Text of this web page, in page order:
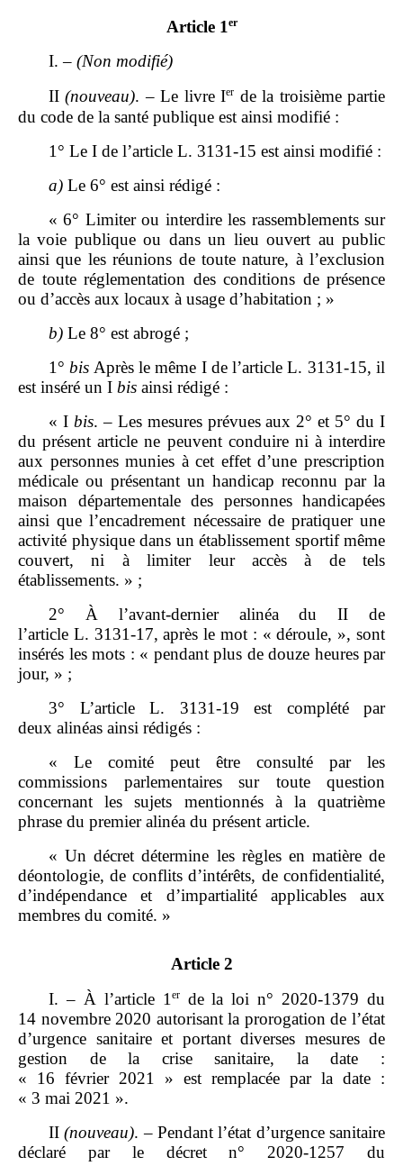
Article 1er
I. – (Non modifié)
II(nouveau). – Le livre Ier de la troisième partie
du code de la santé publique est ainsi modifié :
1° Le I de l’article L. 3131‑15 est ainsi modifié :
a) Le 6° est ainsi rédigé :
« 6° Limiter ou interdire les rassemblements sur
la voie publique ou dans un lieu ouvert au public
ainsi que les réunions de toute nature, à l’exclusion
de toute réglementation des conditions de présence
ou d’accès aux locaux à usage d’habitation ; »
b) Le 8° est abrogé ;
1°bis Après le même I de l’article L. 3131‑15, il
est inséré un I bis ainsi rédigé :
« I bis. – Les mesures prévues aux 2° et 5° du I
du présent article ne peuvent conduire ni à interdire
aux personnes munies à cet effet d’une prescription
médicale ou présentant un handicap reconnu par la
maison départementale des personnes handicapées
ainsi que l’encadrement nécessaire de pratiquer une
activité physique dans un établissement sportif même
couvert, ni à limiter leur accès à de tels
établissements. » ;
2° À l’avant‑dernier alinéa du II de
l’article L. 3131‑17, après le mot : « déroule, », sont
insérés les mots : « pendant plus de douze heures par
jour, » ;
3° L’article L. 3131‑19 est complété par
deux alinéas ainsi rédigés :
« Le comité peut être consulté par les
commissions parlementaires sur toute question
concernant les sujets mentionnés à la quatrième
phrase du premier alinéa du présent article.
« Un décret détermine les règles en matière de
déontologie, de conflits d’intérêts, de confidentialité,
d’indépendance et d’impartialité applicables aux
membres du comité. »
Article 2
I. – À l’article 1 erde la loi n° 2020‑1379 du
14 novembre 2020 autorisant la prorogation de l’état
d’urgence sanitaire et portant diverses mesures de
gestion de la crise sanitaire, la date :
« 16 février 2021 » est remplacée par la date :
« 3 mai 2021 ».
II(nouveau). – Pendant l’état d’urgence sanitaire
déclaré par le décret n° 2020‑1257 du